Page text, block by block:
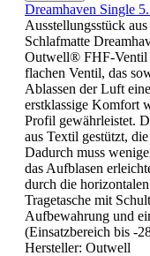
Dreamhaven Single
Ausstellungsstück
Schlafmatte
Outwell® FHF-Ventil
flachen Ventil, das
Ablassen der Luft
erstklassige Komfort
Profil gewährleistet.
aus Textil gestützt,
Dadurch muss
das Aufblasen
durch die
Tragetasche mit
Aufbewahrung und
(Einsatzbereich bis -
Hersteller: Outwell